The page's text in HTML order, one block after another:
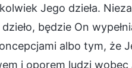
Jego dzieła.
będzie On
albo tym, że
i oporem ludzi